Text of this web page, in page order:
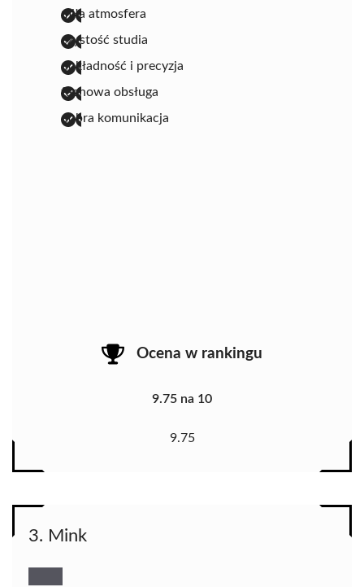
miła atmosfera
czystość studia
dokładność i precyzja
fachowa obsługa
dobra komunikacja
Ocena w rankingu
9.75 na 10
9.75
3. Mink